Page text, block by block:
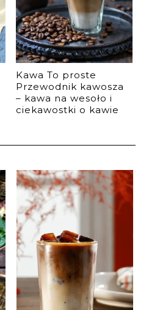
Kawa To proste
Przewodnik kawosza
– kawa na wesoło i
ciekawostki o kawie